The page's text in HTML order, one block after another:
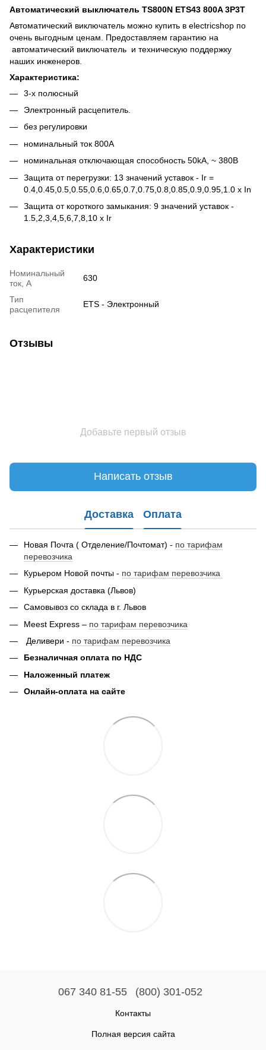
Автоматический выключатель TS800N ETS43 800A 3P3T
Автоматический виключатель можно купить в electricshop по
очень выгодным ценам. Предоставляем гарантию на
автоматический виключатель и техническую поддержку
наших инженеров.
Характеристика:
3-х полюсный
Электронный расцепитель.
без регулировки
номинальный ток 800A
номинальная отключающая способность 50kA, ~ 380В
Защита от перегрузки: 13 значений уставок - Ir =
0.4,0.45,0.5,0.55,0.6,0.65,0.7,0.75,0.8,0.85,0.9,0.95,1.0 x In
Защита от короткого замыкания: 9 значений уставок -
1.5,2,3,4,5,6,7,8,10 х Ir
Характеристики
Номинальный
ток, А
630
Тип
расцепителя
ETS - Электронный
Отзывы
Добавьте первый отзыв
Написать отзыв
Доставка Оплата
Новая Почта ( Отделение/Почтомат) - по тарифам
перевозчика
Курьером Новой почты - по тарифам перевозчика
Курьерская доставка (Львов)
Самовывоз со склада в г. Львов
Meest Express – по тарифам перевозчика
Деливери - по тарифам перевозчика
Безналичная оплата по НДС
Наложенный платеж
Онлайн-оплата на сайте
067 340 81-55 (800) 301-052
Контакты
Полная версия сайта